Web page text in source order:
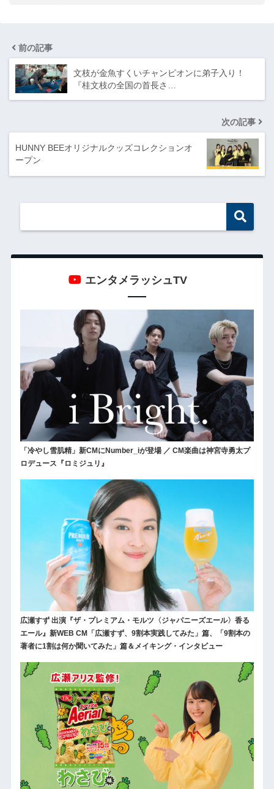
前の記事
文枝が金魚すくいチャンピオンに弟子入り！
『桂文枝の全国の首長さ…
次の記事
HUNNY BEEオリジナルクッズコレクションオ
ープン
エンタメラッシュTV
「冷やし雪肌精」新CMにNumber_iが登場 ／ CM楽曲は神宮寺勇太プ
ロデュース『ロミジュリ』
広瀬すず 出演『ザ・プレミアム・モルツ〈ジャパニーズエール〉香る
エール』新WEB CM「広瀬すず、9割本実践してみた」篇、「9割本の
著者に1割は何か聞いてみた」篇＆メイキング・インタビュー